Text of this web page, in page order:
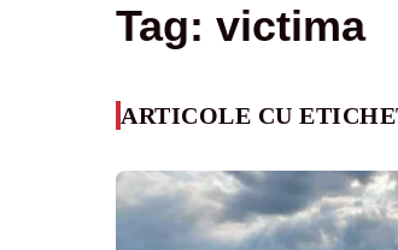
Tag: victima
ARTICOLE CU